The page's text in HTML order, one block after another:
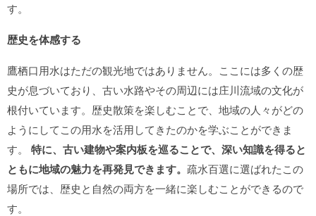
す。
歴史を体感する
鷹栖口用水はただの観光地ではありません。ここには多くの歴
史が息づいており、古い水路やその周辺には庄川流域の文化が
根付いています。歴史散策を楽しむことで、地域の人々がどの
ようにしてこの用水を活用してきたのかを学ぶことができま
す。 特に、古い建物や案内板を巡ることで、深い知識を得ると
ともに地域の魅力を再発見できます。 疏水百選に選ばれたこの
場所では、歴史と自然の両方を一緒に楽しむことができるので
す。